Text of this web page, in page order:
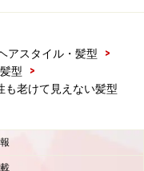
アスタイル・髪型
>
型
>
も老けて見えない髪型